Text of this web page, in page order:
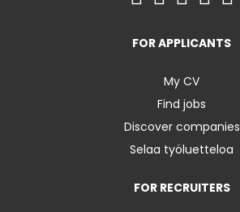
FOR APPLICANTS
My CV
Find jobs
Discover companies
Selaa työluetteloa
FOR RECRUITERS